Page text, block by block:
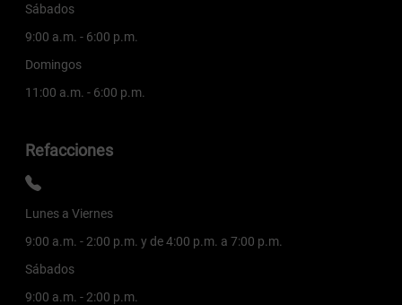
Sábados
9:00 a.m. - 6:00 p.m.
Domingos
11:00 a.m. - 6:00 p.m.
Refacciones
Lunes a Viernes
9:00 a.m. - 2:00 p.m. y de 4:00 p.m. a 7:00 p.m.
Sábados
9:00 a.m. - 2:00 p.m.